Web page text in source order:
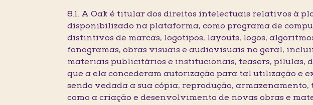
8.1. A Oak é titular dos direitos intelectuais relativos à
disponibilizado na plataforma, como programa de
distintivos de marcas, logotipos, layouts, logos,
fonogramas, obras visuais e audiovisuais no geral,
materiais publicitários e institucionais, teasers, pílulas,
que a ela concederam autorização para tal utilização e
sendo vedada a sua cópia, reprodução,
como a criação e desenvolvimento de novas obras e